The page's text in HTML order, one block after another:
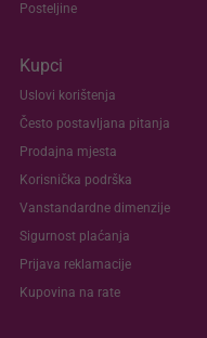
Posteljine
Kupci
Uslovi korištenja
Često postavljana pitanja
Prodajna mjesta
Korisnička podrška
Vanstandardne dimenzije
Sigurnost plaćanja
Prijava reklamacije
Kupovina na rate